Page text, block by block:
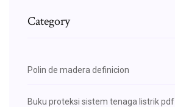
Category
Polin de madera definicion
Buku proteksi sistem tenaga listrik pdf